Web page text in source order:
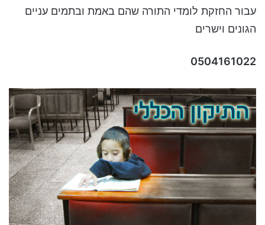
עבור החזקת לומדי התורה שהם באמת ובתמים עניים
הגונים וישרים
0504161022